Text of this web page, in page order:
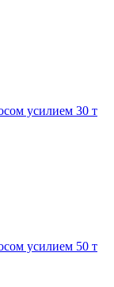
усилием 30 т
усилием 50 т